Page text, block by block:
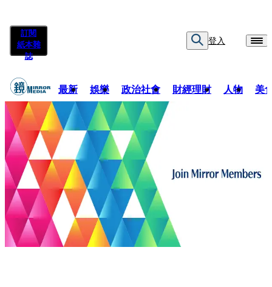
訂閱
紙本雜
誌
登入
最新 娛樂 政治社會 財經理財 人物 美